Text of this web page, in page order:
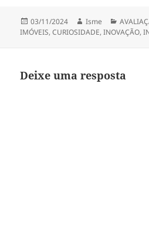
Publicado
em
03/11/2024 Autor
Isme
IMÓVEIS,CURIOSIDADE,INOVAÇÃO,
Deixe uma resposta